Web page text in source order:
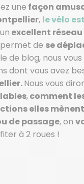
une façon
, le vélo
excellent
de se
de blog, nous
dont vous avez
Nous vous
,comment
elles mènent
de passage, on
à 2 roues !